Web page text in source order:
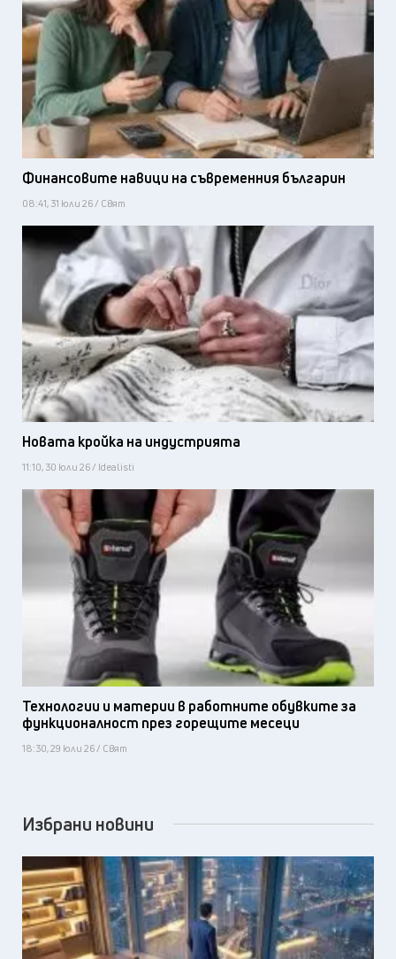
Финансовите навици на съвременния българин
08:41, 31 юли 26 / Свят
Новата кройка на индустрията
11:10, 30 юли 26 / Idealisti
Технологии и материи в работните обувките за
функционалност през горещите месеци
18:30, 29 юли 26 / Свят
Избрани новини